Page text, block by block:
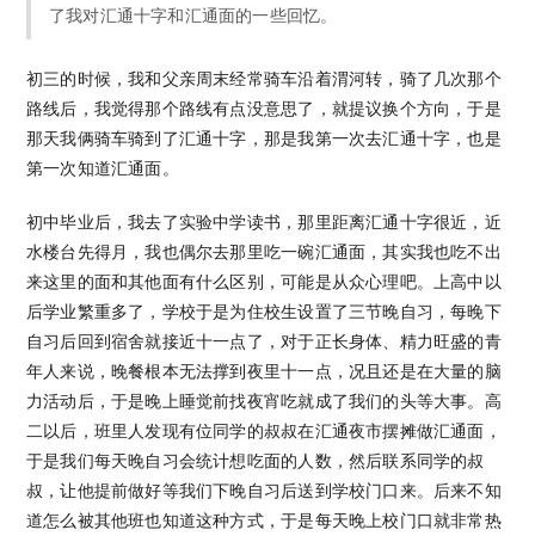
了我对汇通十字和汇通面的一些回忆。
初三的时候，我和父亲周末经常骑车沿着渭河转，骑了几次那个
路线后，我觉得那个路线有点没意思了，就提议换个方向，于是
那天我俩骑车骑到了汇通十字，那是我第一次去汇通十字，也是
第一次知道汇通面。
初中毕业后，我去了实验中学读书，那里距离汇通十字很近，近
水楼台先得月，我也偶尔去那里吃一碗汇通面，其实我也吃不出
来这里的面和其他面有什么区别，可能是从众心理吧。上高中以
后学业繁重多了，学校于是为住校生设置了三节晚自习，每晚下
自习后回到宿舍就接近十一点了，对于正长身体、精力旺盛的青
年人来说，晚餐根本无法撑到夜里十一点，况且还是在大量的脑
力活动后，于是晚上睡觉前找夜宵吃就成了我们的头等大事。高
二以后，班里人发现有位同学的叔叔在汇通夜市摆摊做汇通面，
于是我们每天晚自习会统计想吃面的人数，然后联系同学的叔
叔，让他提前做好等我们下晚自习后送到学校门口来。后来不知
道怎么被其他班也知道这种方式，于是每天晚上校门口就非常热